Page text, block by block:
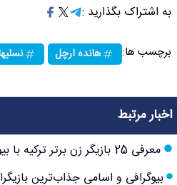
به اشتراک بگذارید :
برچسب ها: هانده ارچل
اخبار مرتبط
معرفی 25 بازیگر زن برتر ترکیه با بیوگرافی و تصاویر جذاب آنها
بیوگرافی و اسامی جذاب‌ترین